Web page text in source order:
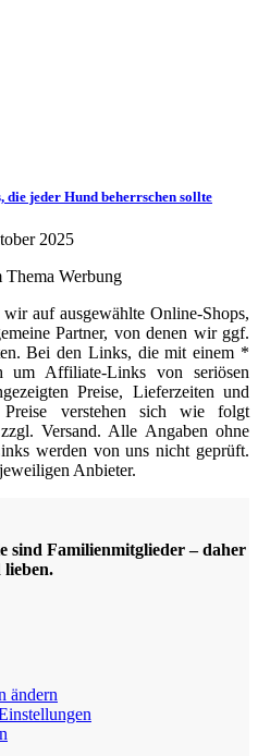
jeder Hund beherrschen sollte
2025
Werbung
auf ausgewählte Online-Shops,
Partner, von denen wir ggf.
Bei den Links, die mit einem *
um Affiliate-Links von seriösen
Preise, Lieferzeiten und
verstehen sich wie folgt
Versand. Alle Angaben ohne
werden von uns nicht geprüft.
Anbieter.
sind Familienmitglieder – daher
lieben.
ändern